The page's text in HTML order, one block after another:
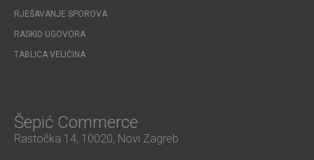
RJEŠAVANJE SPOROVA
RASKID UGOVORA
TABLICA VELIČINA
Šepić Commerce
Rastočka 14, 10020, Novi Zagreb